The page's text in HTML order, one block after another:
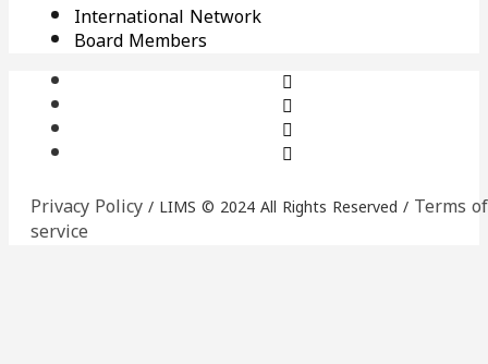
International Network
Board Members
Privacy Policy/ LIMS © 2024 All Rights Reserved / Terms of
service